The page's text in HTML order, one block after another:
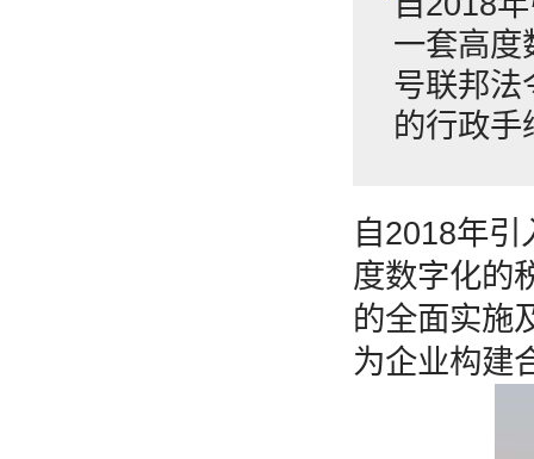
一套高度
号联邦法
的行政手
自2018年
度数字化的
的全面实施
为企业构建